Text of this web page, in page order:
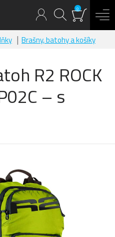
0
Brašny, batohy a košíky
R2 ROCK
– s